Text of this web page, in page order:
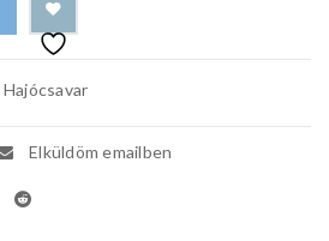
Elküldöm emailben